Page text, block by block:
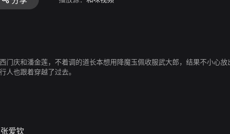
门庆和潘金莲，不着调的道长本想用降魔玉佩收服武大郎，结果不小心
人也跟着穿越了过去。